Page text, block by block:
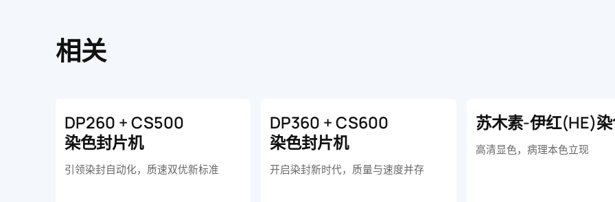
相关
DP260 + CS500
染色封片机
引领染封自动化，质速双优新标准
DP360 + CS600
染色封片机
开启染封新时代，质量与速度并存
苏木素-伊红(HE)
高清显色，病理本色立现